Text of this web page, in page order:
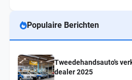
Populaire Berichten
Tweedehandsauto's
dealer 2025